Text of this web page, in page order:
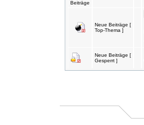
Neue Beiträge [
Top-Thema ]
Neue Beiträge [
Gesperrt ]